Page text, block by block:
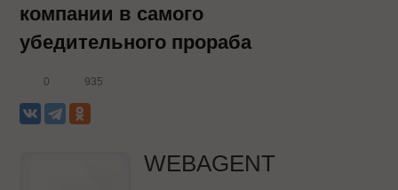
компании в самого
убедительного прораба
0 935
WEBAGENT